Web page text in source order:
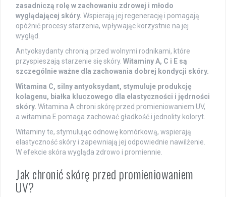
zasadniczą rolę w zachowaniu zdrowej i młodo
wyglądającej skóry. Wspierają jej regenerację i pomagają
opóźnić procesy starzenia, wpływając korzystnie na jej
wygląd.
Antyoksydanty chronią przed wolnymi rodnikami, które
przyspieszają starzenie się skóry. Witaminy A, C i E są
szczególnie ważne dla zachowania dobrej kondycji skóry.
Witamina C, silny antyoksydant, stymuluje produkcję
kolagenu, białka kluczowego dla elastyczności i jędrności
skóry. Witamina A chroni skórę przed promieniowaniem UV,
a witamina E pomaga zachować gładkość i jednolity koloryt.
Witaminy te, stymulując odnowę komórkową, wspierają
elastyczność skóry i zapewniają jej odpowiednie nawilżenie.
W efekcie skóra wygląda zdrowo i promiennie.
Jak chronić skórę przed promieniowaniem
UV?